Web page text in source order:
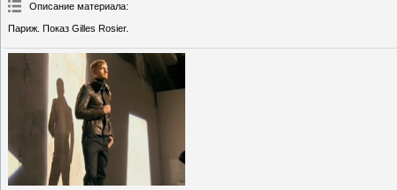
Описание материала:
Париж. Показ Gilles Rosier.